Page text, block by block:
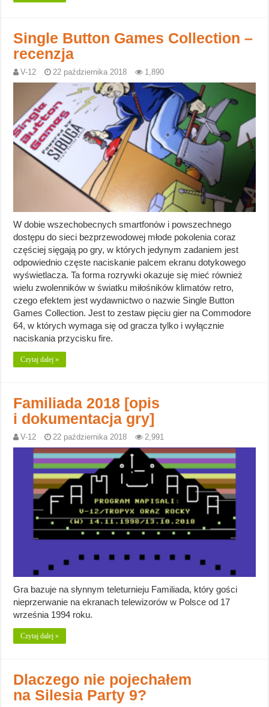
Single Button Games Collection –
recenzja
V-12 22 października 2018 1,890
W dobie wszechobecnych smartfonów i powszechnego
dostępu do sieci bezprzewodowej młode pokolenia coraz
częściej sięgają po gry, w których jedynym zadaniem jest
odpowiednio częste naciskanie palcem ekranu dotykowego
wyświetlacza. Ta forma rozrywki okazuje się mieć również
wielu zwolenników w światku miłośników klimatów retro,
czego efektem jest wydawnictwo o nazwie Single Button
Games Collection. Jest to zestaw pięciu gier na Commodore
64, w których wymaga się od gracza tylko i wyłącznie
naciskania przycisku fire.
Czytaj dalej »
Familiada 2018 [opis
i dokumentacja gry]
V-12 22 października 2018 2,991
Gra bazuje na słynnym teleturnieju Familiada, który gości
nieprzerwanie na ekranach telewizorów w Polsce od 17
września 1994 roku.
Czytaj dalej »
Dlaczego nie pojechałem
na Silesia Party 9?